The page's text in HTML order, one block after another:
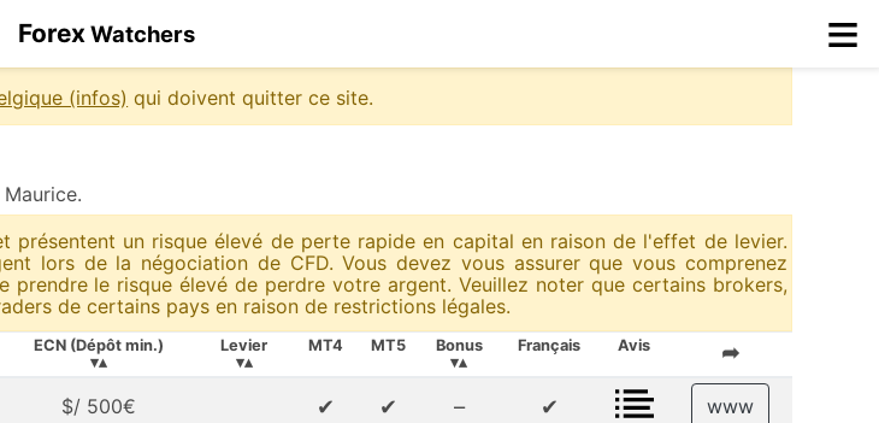
Forex Watchers ≡
(infos) qui doivent quitter ce site.
un risque élevé de perte rapide en capital en raison de l'effet de levier.
lors de la négociation de CFD. Vous devez vous assurer que vous comprenez
le risque élevé de perdre votre argent. Veuillez noter que certains brokers,
de certains pays en raison de restrictions légales.
ECN (Dépôt min.)
▾▴
Levier
▾▴
MT4 MT5
Bonus
▾▴
Français Avis ➦
$/ 500€ ✔ ✔ – ✔ www